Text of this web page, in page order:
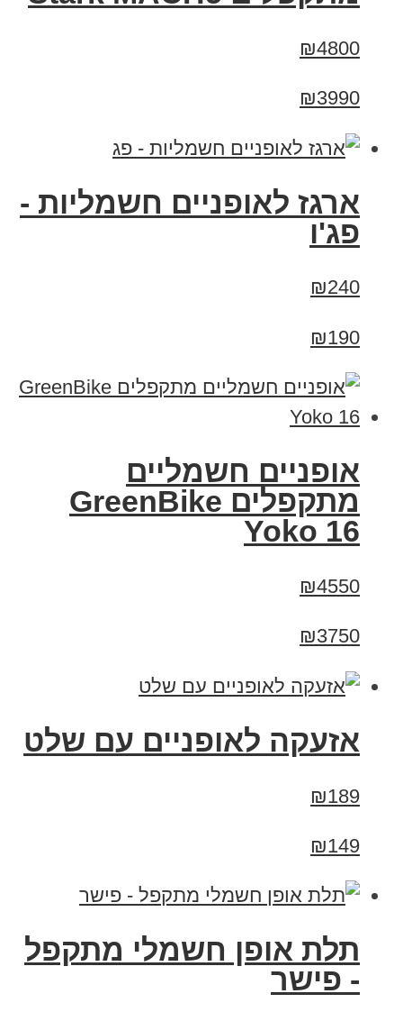
₪4800
₪3990
ארגז לאופניים חשמליות -
פג'ו
₪240
₪190
‏אופניים חשמליים
‏מתקפלים GreenBike
Yoko 16
₪4550
₪3750
אזעקה לאופניים עם שלט
₪189
₪149
תלת אופן חשמלי מתקפל
- פישר